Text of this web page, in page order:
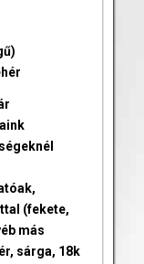
(fekete,
más
sárga, 18k